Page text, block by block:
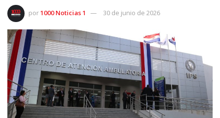
por1000 Noticias 1 30 de junio de 2026